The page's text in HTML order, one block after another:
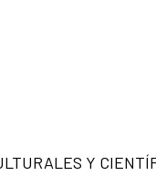
Y